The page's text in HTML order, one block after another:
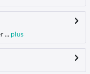
... plus